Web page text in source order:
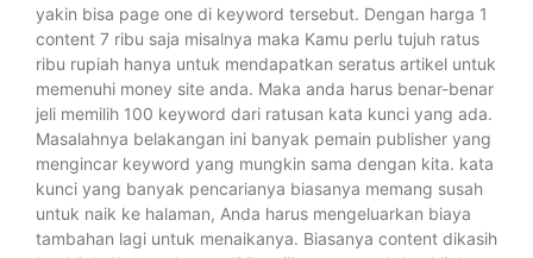
yakin bisa page one di keyword tersebut. Dengan harga 1
content 7 ribu saja misalnya maka Kamu perlu tujuh ratus
ribu rupiah hanya untuk mendapatkan seratus artikel untuk
memenuhi money site anda. Maka anda harus benar-benar
jeli memilih 100 keyword dari ratusan kata kunci yang ada.
Masalahnya belakangan ini banyak pemain publisher yang
mengincar keyword yang mungkin sama dengan kita. kata
kunci yang banyak pencarianya biasanya memang susah
untuk naik ke halaman, Anda harus mengeluarkan biaya
tambahan lagi untuk menaikanya. Biasanya content dikasih